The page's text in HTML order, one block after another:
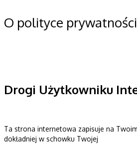
O polityce prywatności
Drogi Użytkowniku
Ta strona internetowa zapisuje na
dokładniej w schowku Twojej